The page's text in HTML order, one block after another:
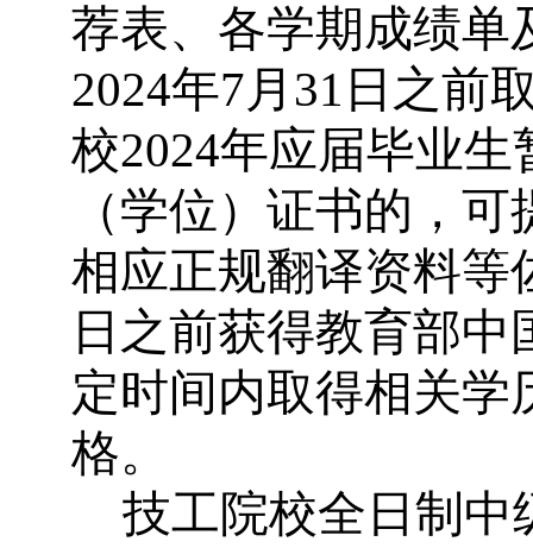
荐表、各学期成绩单
2024年7月 31 日之前
校2024年应届毕业生
（学位）证书的，
相应正规翻译资料等
日之前获得教育部
定时间内取得相关
格。
技工院校全日制中